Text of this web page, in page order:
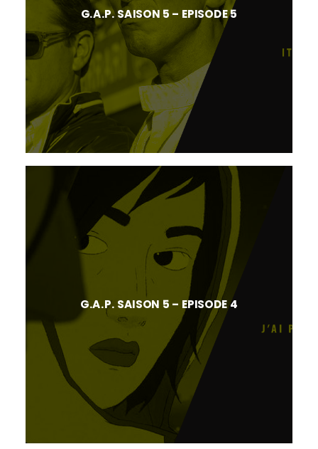
G.A.P. SAISON 5 – EPISODE 5
G.A.P. SAISON 5 – EPISODE 4